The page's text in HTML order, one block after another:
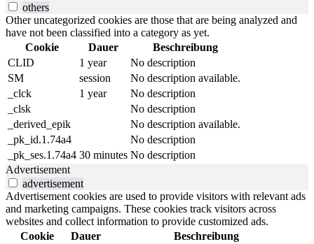
others
Other uncategorized cookies are those that are being analyzed and
have not been classified into a category as yet.
Cookie
Dauer
Beschreibung
CLID
1 year
No description
SM
session
No description available.
_clck
1 year
No description
_clsk
No description
_derived_epik
No description available.
_pk_id.1.74a4
No description
_pk_ses.1.74a4 30 minutes No description
Advertisement
advertisement
Advertisement cookies are used to provide visitors with relevant ads
and marketing campaigns. These cookies track visitors across
websites and collect information to provide customized ads.
Cookie
Dauer Beschreibung